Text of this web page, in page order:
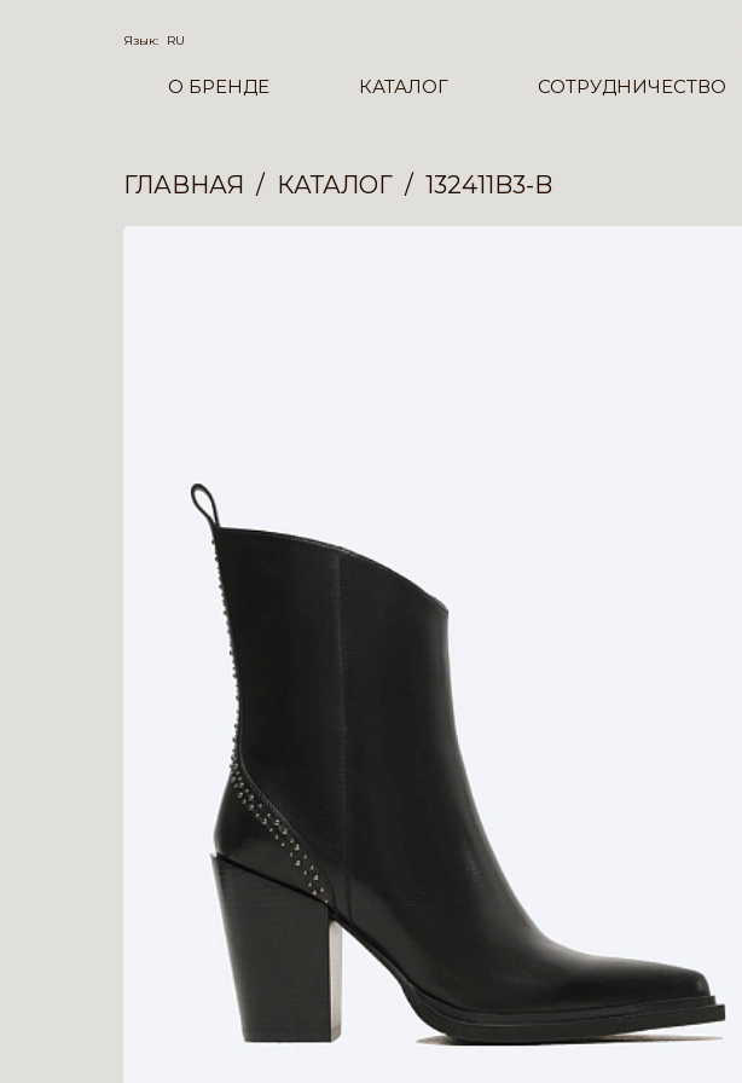
Язык: RU
О БРЕНДЕ КАТАЛОГ СОТРУДНИЧЕСТВО
ГЛАВНАЯ КАТАЛОГ 132411B3-B